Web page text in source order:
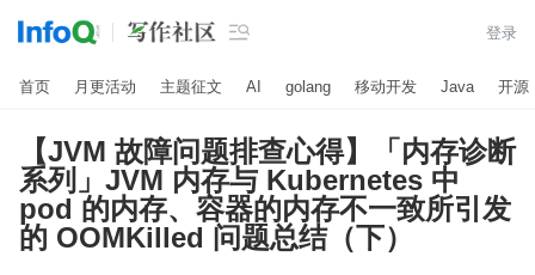
 登录
首页 月更活动 主题征文 AI golang 移动开发 Java 开源
【JVM 故障问题排查心得】「内存诊断
系列」JVM 内存与 Kubernetes 中
pod 的内存、容器的内存不一致所引发
的 OOMKilled 问题总结（下）